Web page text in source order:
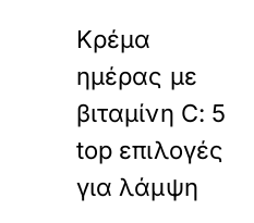
Κρέμα
ημέρας με
βιταμίνη C: 5
top επιλογές
για λάμψη